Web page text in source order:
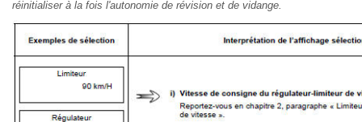
réinitialiser à la fois l'autonomie de révision et de vidange.